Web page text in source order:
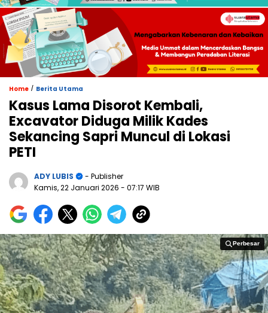
Home / Berita Utama
Kasus Lama Disorot Kembali,
Excavator Diduga Milik Kades
Sekancing Sapri Muncul di Lokasi
PETI
ADY LUBIS
- Publisher
Kamis, 22 Januari 2026 - 07:17 WIB
Perbesar
Perbesar